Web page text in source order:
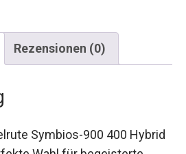
Rezensionen (0)
perfekte Wahl für